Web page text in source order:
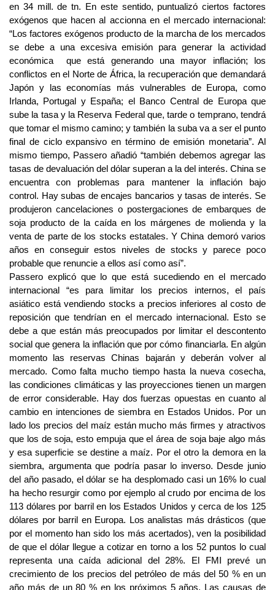
en 34 mill. de tn. En este sentido, puntualizó ciertos factores
exógenos que hacen al accionna en el mercado internacional:
“Los factores exógenos producto de la marcha de los mercados
se debe a una excesiva emisión para generar la actividad
económica que está generando una mayor inflación; los
conflictos en el Norte de África, la recuperación que demandará
Japón y las economías más vulnerables de Europa, como
Irlanda, Portugal y España; el Banco Central de Europa que
sube la tasa y la Reserva Federal que, tarde o temprano, tendrá
que tomar el mismo camino; y también la suba va a ser el punto
final de ciclo expansivo en término de emisión monetaria”. Al
mismo tiempo, Passero añadió “también debemos agregar las
tasas de devaluación del dólar superan a la del interés. China se
encuentra con problemas para mantener la inflación bajo
control. Hay subas de encajes bancarios y tasas de interés. Se
produjeron cancelaciones o postergaciones de embarques de
soja producto de la caída en los márgenes de molienda y la
venta de parte de los stocks estatales. Y China demoró varios
años en conseguir estos niveles de stocks y parece poco
probable que renuncie a ellos así como así”.
Passero explicó que lo que está sucediendo en el mercado
internacional “es para limitar los precios internos, el país
asiático está vendiendo stocks a precios inferiores al costo de
reposición que tendrían en el mercado internacional. Esto se
debe a que están más preocupados por limitar el descontento
social que genera la inflación que por cómo financiarla. En algún
momento las reservas Chinas bajarán y deberán volver al
mercado. Como falta mucho tiempo hasta la nueva cosecha,
las condiciones climáticas y las proyecciones tienen un margen
de error considerable. Hay dos fuerzas opuestas en cuanto al
cambio en intenciones de siembra en Estados Unidos. Por un
lado los precios del maíz están mucho más firmes y atractivos
que los de soja, esto empuja que el área de soja baje algo más
y esa superficie se destine a maíz. Por el otro la demora en la
siembra, argumenta que podría pasar lo inverso. Desde junio
del año pasado, el dólar se ha desplomado casi un 16% lo cual
ha hecho resurgir como por ejemplo al crudo por encima de los
113 dólares por barril en los Estados Unidos y cerca de los 125
dólares por barril en Europa. Los analistas más drásticos (que
por el momento han sido los más acertados), ven la posibilidad
de que el dólar llegue a cotizar en torno a los 52 puntos lo cual
representa una caída adicional del 28%. El FMI prevé un
crecimiento de los precios del petróleo de más del 50 % en un
año más de un 80 % en los próximos 5 años. Las causas de